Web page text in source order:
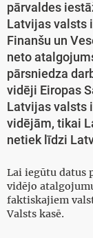
pārvaldes
Latvijas valsts
Finanšu un
neto
pārsniedza
vidēji Eiropas
Latvijas valsts
vidējām, tikai
netiek līdzi
Lai iegūtu datus
vidējo
faktiskajiem
Valsts kasē.